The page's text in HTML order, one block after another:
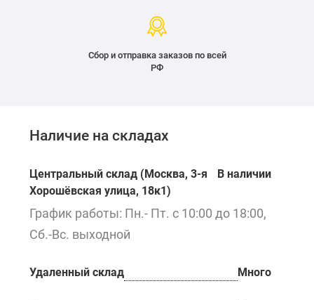
Сбор и отправка заказов по всей
РФ
Наличие на складах
Центральный склад (Москва, 3-я
Хорошёвская улица, 18к1)
В наличии
График работы: Пн.- Пт. с 10:00 до 18:00,
Сб.-Вс. выходной
Удаленный склад Много